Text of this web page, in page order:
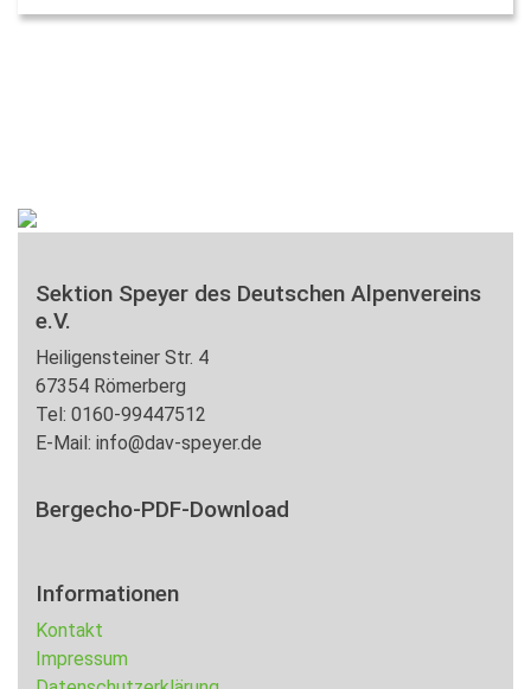
Sektion Speyer des Deutschen Alpenvereins
e.V.
Heiligensteiner Str. 4
67354 Römerberg
Tel: 0160-99447512
E-Mail: info@dav-speyer.de
Bergecho-PDF-Download
Informationen
Kontakt
Impressum